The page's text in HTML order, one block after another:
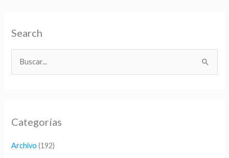
Search
a
Categorías
Archivo (192)